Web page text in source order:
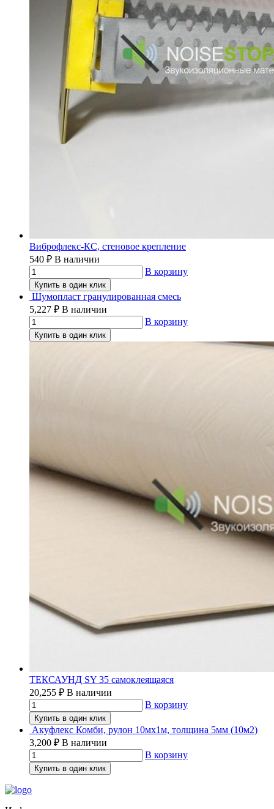
Виброфлекс-КС, стеновое крепление
540 ₽ В наличии
В корзину
Купить в один клик
Шумопласт гранулированная смесь
5,227 ₽ В наличии
В корзину
Купить в один клик
ТЕКСАУНД SY 35 самоклеящаяся
20,255 ₽ В наличии
В корзину
Купить в один клик
Акуфлекс Комби, рулон 10мх1м, толщина 5мм (10м2)
3,200 ₽ В наличии
В корзину
Купить в один клик